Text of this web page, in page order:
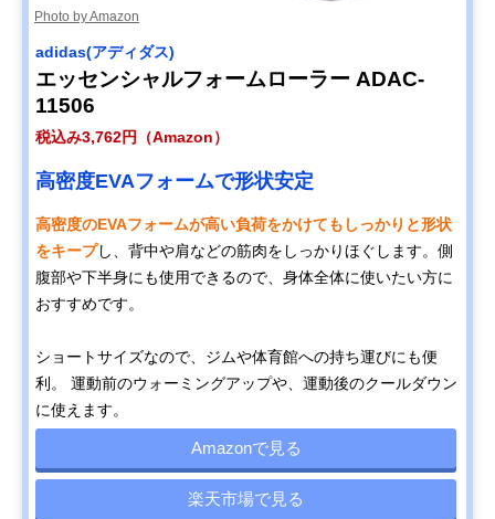
Photo by Amazon
adidas(アディダス)
エッセンシャルフォームローラー ADAC-
11506
税込み3,762円（Amazon）
高密度EVAフォームで形状安定
高密度のEVAフォームが高い負荷をかけてもしっかりと形状
をキープし、背中や肩などの筋肉をしっかりほぐします。側
腹部や下半身にも使用できるので、身体全体に使いたい方に
おすすめです。
ショートサイズなので、ジムや体育館への持ち運びにも便
利。 運動前のウォーミングアップや、運動後のクールダウン
に使えます。
Amazonで見る
楽天市場で見る